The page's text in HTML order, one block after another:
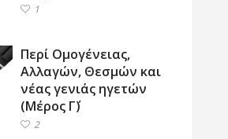
1
Περί Ομογένειας,
Αλλαγών, Θεσμών και
νέας γενιάς ηγετών
(Μέρος Γ΄)
2